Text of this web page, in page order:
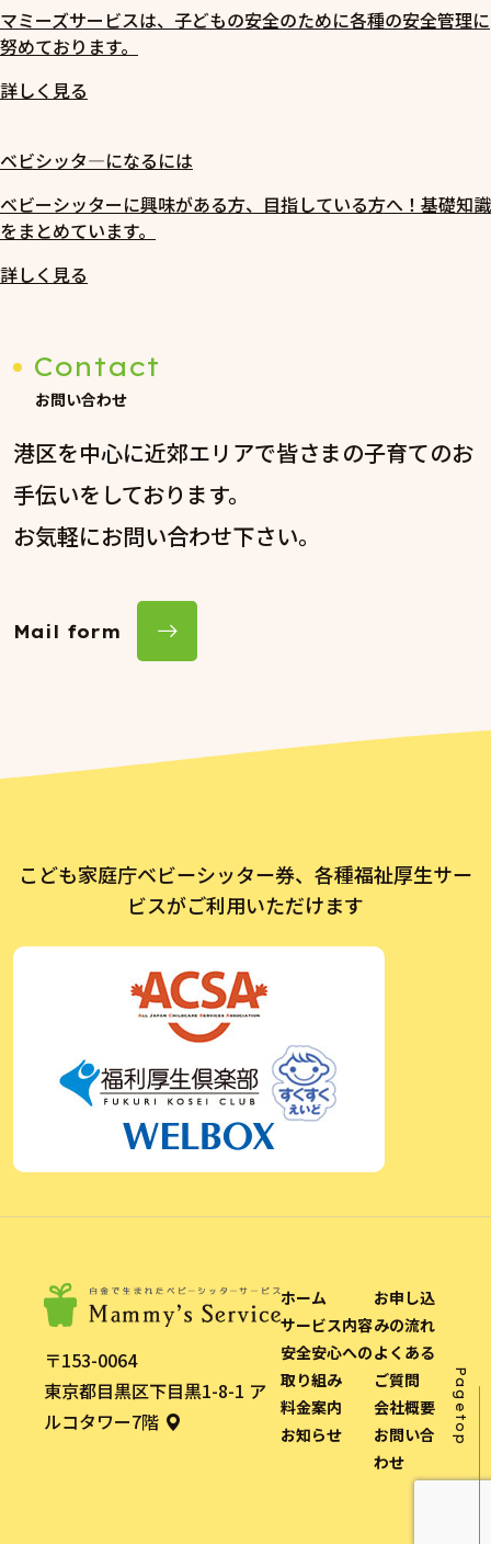
マミーズサービスは、子どもの安全のために各種の安全管理に
努めております。
詳しく見る
ベビシッタ―になるには
ベビーシッターに興味がある方、目指している方へ！基礎知識
をまとめています。
詳しく見る
Contact
お問い合わせ
港区を中心に近郊エリアで皆さまの子育てのお
手伝いをしております。
お気軽にお問い合わせ下さい。
Mail form
こども家庭庁ベビーシッター券、各種福祉厚生サー
ビスがご利用いただけます
〒153-0064
東京都目黒区下目黒1-8-1 ア
ルコタワー7階
ホーム
サービス内容
安全安心への
取り組み
料金案内
お知らせ
お申し込
みの流れ
よくある
ご質問
会社概要
お問い合
わせ
Pagetop